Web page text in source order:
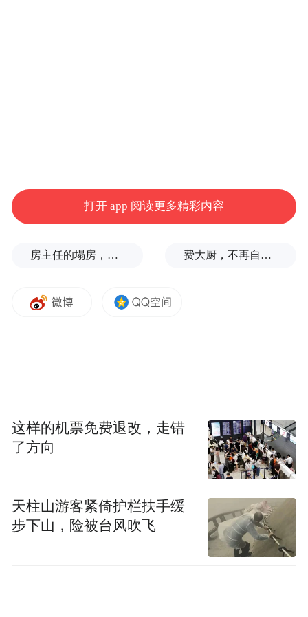
多地生产出价格最实惠、效率最高的可再生
能源和电网储能技术。他直言：“目前，你无
法与中国竞争。”
一角 东方IC
报道提到，上个月，菲律宾表示正努力在数
打开 app 阅读更多精彩内容
房主任的塌房，一场“人设露馅” 费大厨，不再自称大王
这样的机票免费退改，走错
了方向
天柱山游客紧倚护栏扶手缓
步下山，险被台风吹飞